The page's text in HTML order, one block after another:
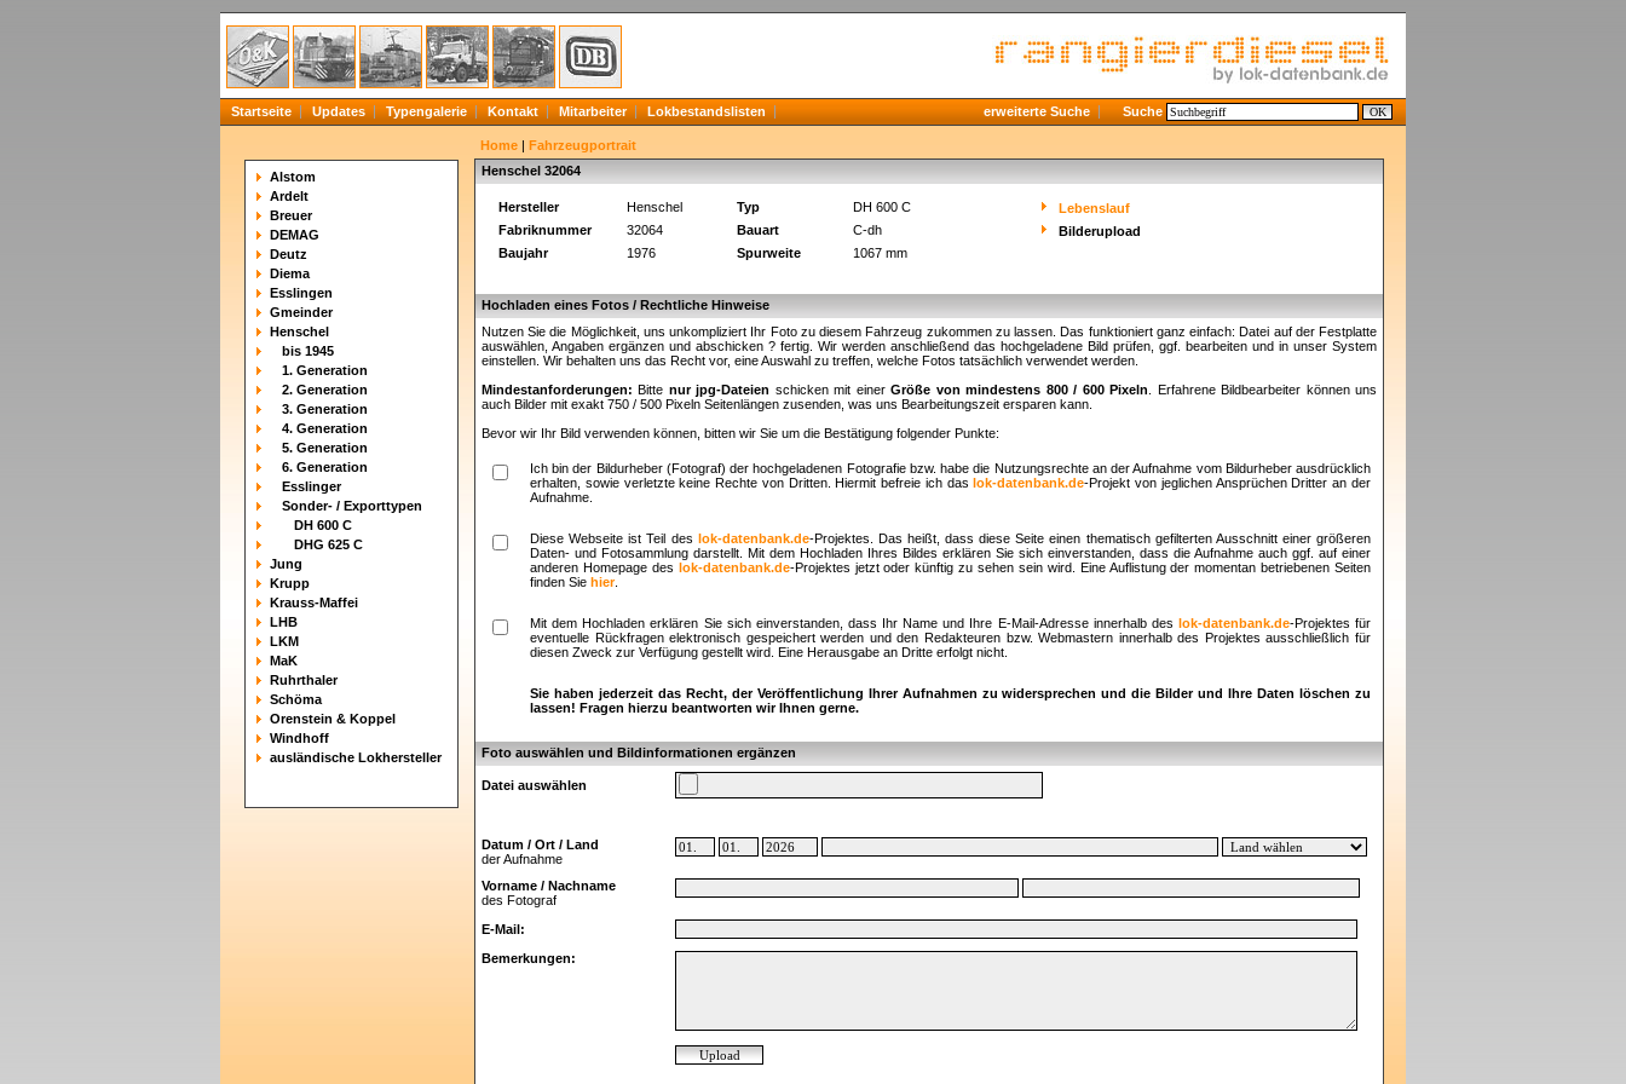
Startseite Updates Typengalerie Kontakt Mitarbeiter Lokbestandslisten erweiterte Suche Suche
Alstom
Ardelt
Breuer
DEMAG
Deutz
Diema
Esslingen
Gmeinder
Henschel
bis 1945
1. Generation
2. Generation
3. Generation
4. Generation
5. Generation
6. Generation
Esslinger
Sonder- / Exporttypen
DH 600 C
DHG 625 C
Jung
Krupp
Krauss-Maffei
LHB
LKM
MaK
Ruhrthaler
Schöma
Orenstein & Koppel
Windhoff
ausländische Lokhersteller
Home | Fahrzeugportrait
Henschel 32064
Hersteller Henschel Typ DH 600 C
Lebenslauf
Fabriknummer
32064 Bauart C-dh
Bilderupload
Baujahr
1976 Spurweite 1067 mm
Hochladen eines Fotos / Rechtliche Hinweise
Nutzen Sie die Möglichkeit, uns unkompliziert Ihr Foto zu diesem Fahrzeug zukommen zu lassen. Das funktioniert ganz einfach: Datei auf der Festplatte
auswählen, Angaben ergänzen und abschicken ? fertig. Wir werden anschließend das hochgeladene Bild prüfen, ggf. bearbeiten und in unser System
einstellen. Wir behalten uns das Recht vor, eine Auswahl zu treffen, welche Fotos tatsächlich verwendet werden.
Mindestanforderungen: Bitte nur jpg-Dateien schicken mit einerGröße von mindestens 800 / 600 Pixeln . Erfahrene Bildbearbeiter können uns
auch Bilder mit exakt 750 / 500 Pixeln Seitenlängen zusenden, was uns Bearbeitungszeit ersparen kann.
Bevor wir Ihr Bild verwenden können, bitten wir Sie um die Bestätigung folgender Punkte:
Ich bin der Bildurheber (Fotograf) der hochgeladenen Fotografie bzw. habe die Nutzungsrechte an der Aufnahme vom Bildurheber ausdrücklich
erhalten, sowie verletzte keine Rechte von Dritten. Hiermit befreie ich daslok-datenbank.de-Projekt von jeglichen Ansprüchen Dritter an der
Aufnahme.
Diese Webseite ist Teil des lok-datenbank.de-Projektes. Das heißt, dass diese Seite einen thematisch gefilterten Ausschnitt einer größeren
Daten- und Fotosammlung darstellt. Mit dem Hochladen Ihres Bildes erklären Sie sich einverstanden, dass die Aufnahme auch ggf. auf einer
anderen Homepage des lok-datenbank.de-Projektes jetzt oder künftig zu sehen sein wird. Eine Auflistung der momentan betriebenen Seiten
finden Sie hier.
Mit dem Hochladen erklären Sie sich einverstanden, dass Ihr Name und Ihre E-Mail-Adresse innerhalb des lok-datenbank.de-Projektes für
eventuelle Rückfragen elektronisch gespeichert werden und den Redakteuren bzw. Webmastern innerhalb des Projektes ausschließlich für
diesen Zweck zur Verfügung gestellt wird. Eine Herausgabe an Dritte erfolgt nicht.
Sie haben jederzeit das Recht, der Veröffentlichung Ihrer Aufnahmen zu widersprechen und die Bilder und Ihre Daten löschen zu
lassen! Fragen hierzu beantworten wir Ihnen gerne.
Foto auswählen und Bildinformationen ergänzen
Datei auswählen
Datum / Ort / Land
der Aufnahme
Vorname / Nachname
des Fotograf
E-Mail:
Bemerkungen: